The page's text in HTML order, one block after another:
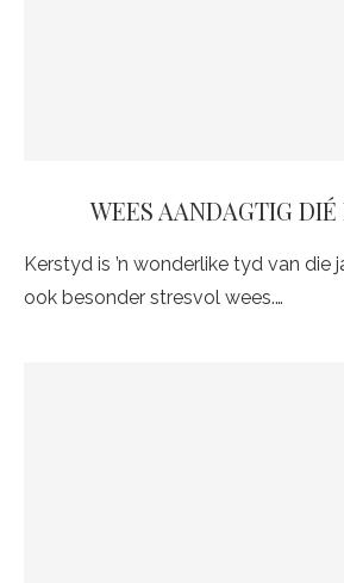
WEES AANDAGTIG DIÉ
Kerstyd is ’n wonderlike tyd van die
ook besonder stresvol wees.…